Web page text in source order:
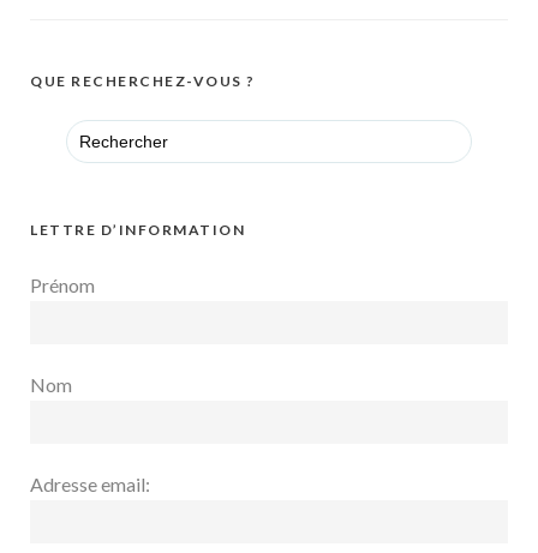
QUE RECHERCHEZ-VOUS ?
Search
for:
LETTRE D’INFORMATION
Prénom
Nom
Adresse email: